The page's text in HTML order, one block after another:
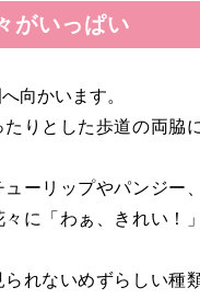
がいっぱい
向かいます。
たりとした歩道の両脇
ューリップやパンジー
々に「わぁ、きれい！
られないめずらしい種